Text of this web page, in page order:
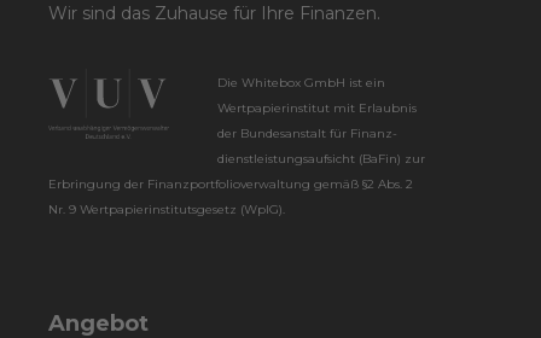
Wir sind das Zuhause für Ihre Finanzen.
Die Whitebox GmbH ist ein
Wertpapier­institut mit Erlaubnis
der Bundes­anstalt für Finanz­
dienstleistungs­aufsicht (BaFin) zur
Erbringung der Finanz­portfolio­verwaltung gemäß §2 Abs. 2
Nr. 9 Wertpapier­instituts­gesetz (WpIG).
Angebot